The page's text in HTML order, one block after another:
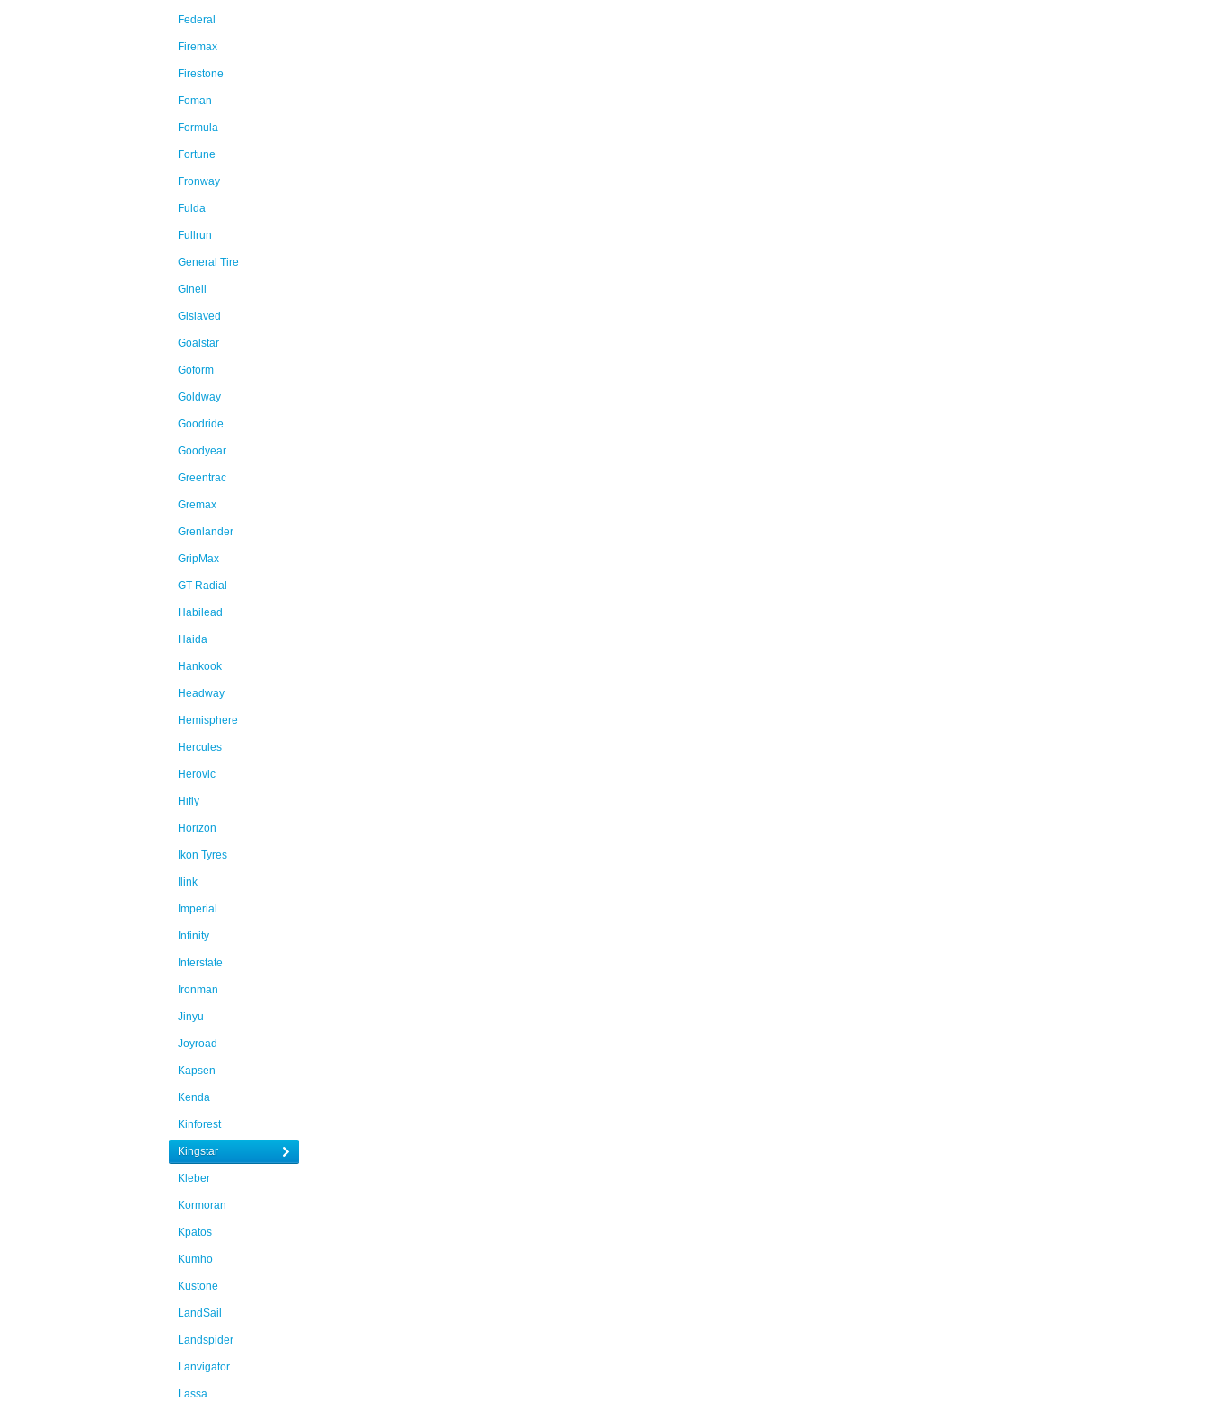
Federal
Firemax
Firestone
Foman
Formula
Fortune
Fronway
Fulda
Fullrun
General Tire
Ginell
Gislaved
Goalstar
Goform
Goldway
Goodride
Goodyear
Greentrac
Gremax
Grenlander
GripMax
GT Radial
Habilead
Haida
Hankook
Headway
Hemisphere
Hercules
Herovic
Hifly
Horizon
Ikon Tyres
Ilink
Imperial
Infinity
Interstate
Ironman
Jinyu
Joyroad
Kapsen
Kenda
Kinforest
Kingstar
Kleber
Kormoran
Kpatos
Kumho
Kustone
LandSail
Landspider
Lanvigator
Lassa